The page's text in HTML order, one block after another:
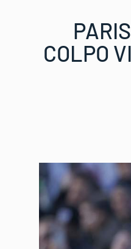
COLPO